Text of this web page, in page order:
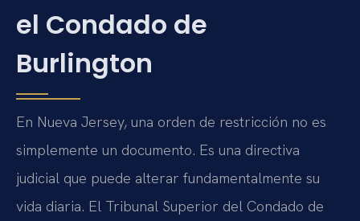
el Condado de
Burlington
En Nueva Jersey, una orden de restricción no es
simplemente un documento. Es una directiva
judicial que puede alterar fundamentalmente su
vida diaria. El Tribunal Superior del Condado de